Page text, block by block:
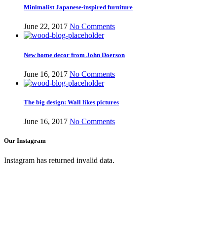
Minimalist Japanese-inspired furniture
June 22, 2017 No Comments
New home decor from John Doerson
June 16, 2017 No Comments
The big design: Wall likes pictures
June 16, 2017 No Comments
Our Instagram
Instagram has returned invalid data.